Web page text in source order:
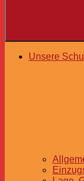
Unsere